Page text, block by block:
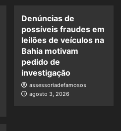
Denúncias de
possíveis fraudes em
leilões de veículos na
Bahia motivam
pedido de
investigação
assessoriadefamosos
agosto 3, 2026